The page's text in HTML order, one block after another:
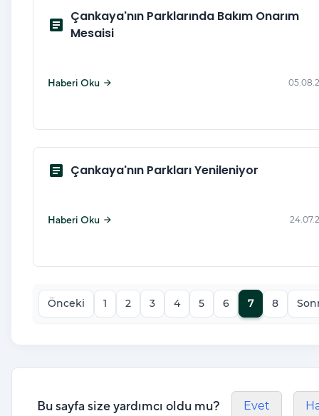
article
Çankaya'nın Parklarında Bakım Onarım
Mesaisi
Haberi Oku arrow_forward
article Çankaya'nın Parkları Yenileniyor
Haberi Oku arrow_forward
Önceki 1 2 3 4 5 6 7 8
Bu sayfa size yardımcı oldu mu? Evet